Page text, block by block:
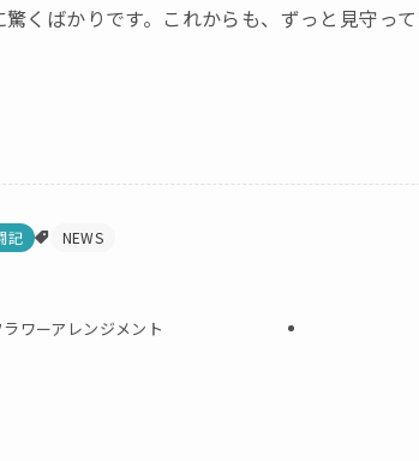
くばかりです。これからも、ずっと見守って
記 NEWS
ワーアレンジメント